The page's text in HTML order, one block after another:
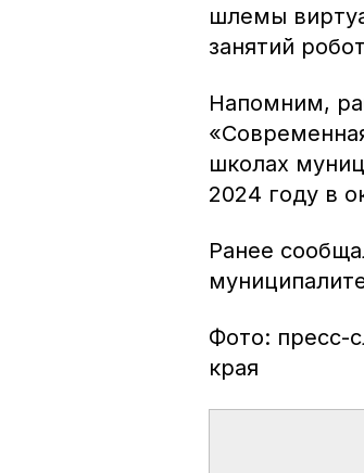
шлемы
занятий
Напомним,
школах
2024 году в
Ранее
Фото: пресс-
края